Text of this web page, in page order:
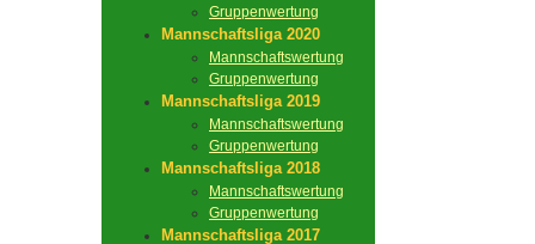
Gruppenwertung
Mannschaftsliga 2020
Mannschaftswertung
Gruppenwertung
Mannschaftsliga 2019
Mannschaftswertung
Gruppenwertung
Mannschaftsliga 2018
Mannschaftswertung
Gruppenwertung
Mannschaftsliga 2017